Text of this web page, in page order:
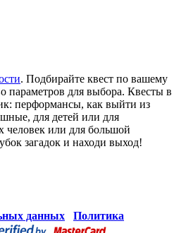
. Подбирайте квест по вашему
параметров для выбора. Квесты в
перформансы, как выйти из
для детей или для
человек или для большой
загадок и находи выход!
данных Политика